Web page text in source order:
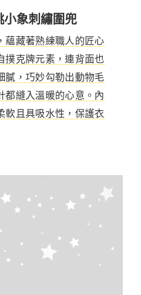
象刺繡圍兜
蘊藏著熟練職人的匠心
撲克牌元素，連背面也
膩，巧妙勾勒出動物毛
都縫入溫暖的心意。內
軟且具吸水性，保護衣